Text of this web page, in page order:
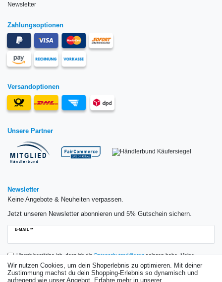
Newsletter
Zahlungsoptionen
Versandoptionen
Unsere Partner
Newsletter
Keine Angebote & Neuheiten verpassen.
Jetzt unseren Newsletter abonnieren und 5% Gutschein sichern.
E-MAIL **
Newsletter
Hiermit bestätige ich, dass ich dieDaten­schutz­erklärunggelesen habe. Meine
Einwilligung kann ich jederzeit widerrufen.**
Wir nutzen Cookies, um dein Shoperlebnis zu optimieren. Mit deiner
Zustimmung machst du dein Shopping-Erlebnis so dynamisch und
aufregend wie unser Angebot. Erfahre mehr in unserer